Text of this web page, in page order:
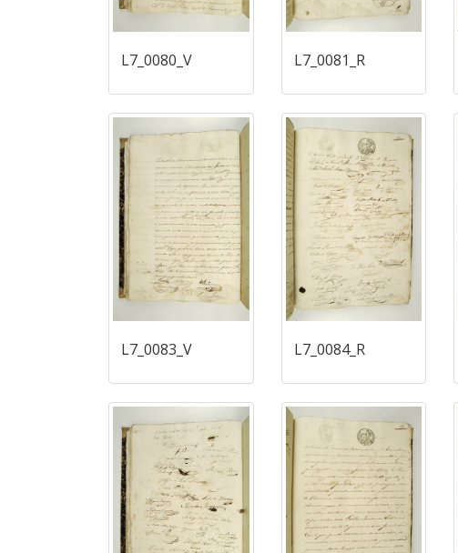
L7_0080_V L7_0081_R
L7_0083_V L7_0084_R